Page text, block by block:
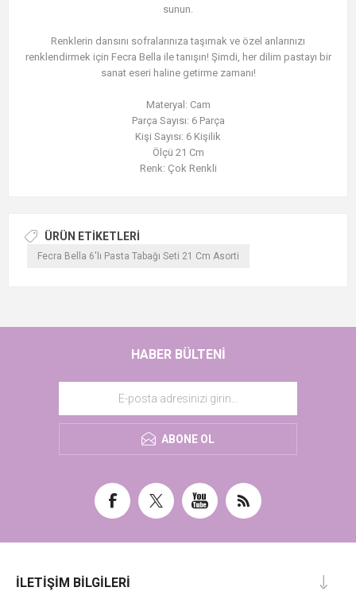
sunun.
Renklerin dansını sofralarınıza taşımak ve özel anlarınızı
renklendirmek için Fecra Bella ile tanışın! Şimdi, her dilim pastayı bir
sanat eseri haline getirme zamanı!
Materyal: Cam
Parça Sayısı: 6 Parça
Kişi Sayısı: 6 Kişilik
Ölçü 21 Cm
Renk: Çok Renkli
ÜRÜN ETIKETLERI
Fecra Bella 6'lı Pasta Tabağı Seti 21 Cm Asorti
HABER BÜLTENI
ABONE OL
İLETIŞIM BILGILERI